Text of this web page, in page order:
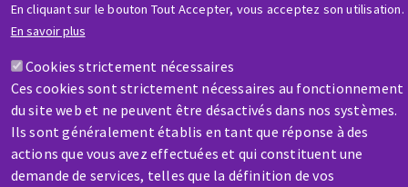
En cliquant sur le bouton Tout Accepter, vous acceptez son utilisation.
En savoir plus
Cookies strictement nécessaires
Ces cookies sont strictement nécessaires au fonctionnement
du site web et ne peuvent être désactivés dans nos systèmes.
Ils sont généralement établis en tant que réponse à des
actions que vous avez effectuées et qui constituent une
demande de services, telles que la définition de vos
AIDE & CONTACT
Une question ? Un renseignement ?
Contactez-nous